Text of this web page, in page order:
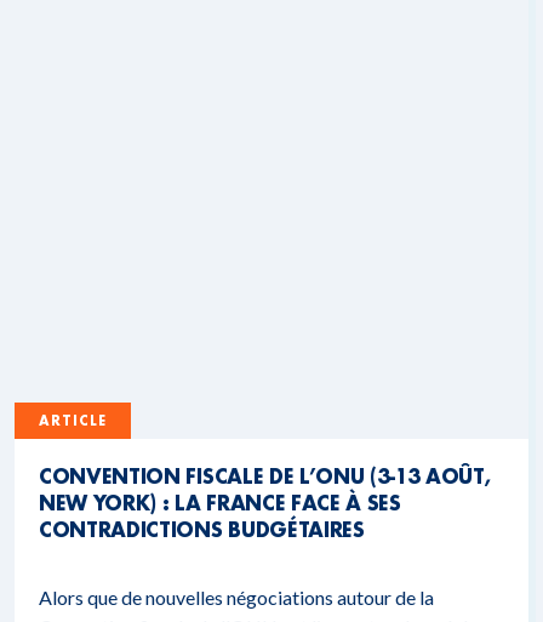
ARTICLE
CONVENTION FISCALE DE L’ONU (3-13 AOÛT,
NEW YORK) : LA FRANCE FACE À SES
CONTRADICTIONS BUDGÉTAIRES
Alors que de nouvelles négociations autour de la